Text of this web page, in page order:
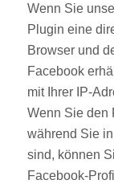
Wenn Sie
Plugin eine
Browser und
Facebook
mit Ihrer IP-
Wenn Sie den
während Sie
sind, können
Facebook-